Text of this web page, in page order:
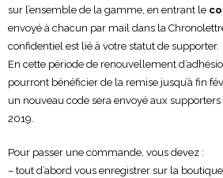
sur l’ensemble de la gamme, en entrant le
envoyé à chacun par mail dans la
confidentiel est lié à votre statut de supporter.
En cette période de renouvellement
pourront bénéficier de la remise jusqu’à fin
un nouveau code sera envoyé aux
2019.
Pour passer une commande, vous devez :
– tout d’abord vous enregistrer sur la